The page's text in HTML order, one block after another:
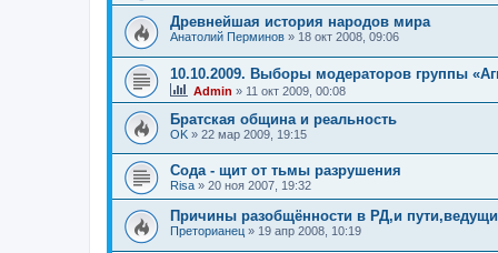
Древнейшая история народов мира
Анатолий Перминов » 18 окт 2008, 09:06
10.10.2009. Выборы модераторов группы
Admin » 11 окт 2009, 00:08
Братская община и реальность
OK » 22 мар 2009, 19:15
Сода - щит от тьмы разрушения
Risa » 20 ноя 2007, 19:32
Причины разобщённости в РД,и
Преторианец » 19 апр 2008, 10:19